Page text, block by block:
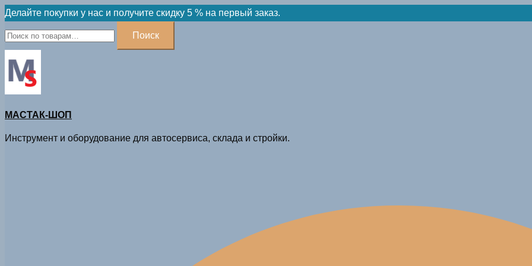
Skip
to
content
Делайте покупки у нас и получите скидку 5 % на первый заказ.
Искать:
Поиск
МАСТАК-ШОП
Инструмент и оборудование для автосервиса, склада и стройки.